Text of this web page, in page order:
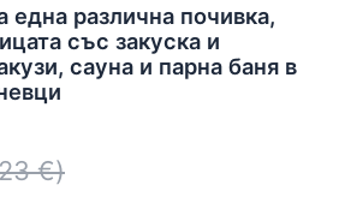
една различна почивка,
със закуска и
сауна и парна баня в
€)